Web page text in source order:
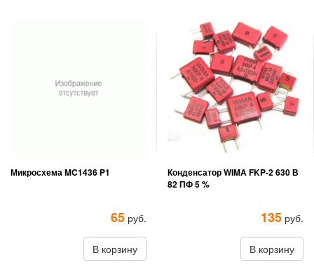
Микросхема MC1436 P1
65 руб.
В корзину
Конденсатор WIMA FKP-2 630 В
82 ПФ 5 %
135 руб.
В корзину